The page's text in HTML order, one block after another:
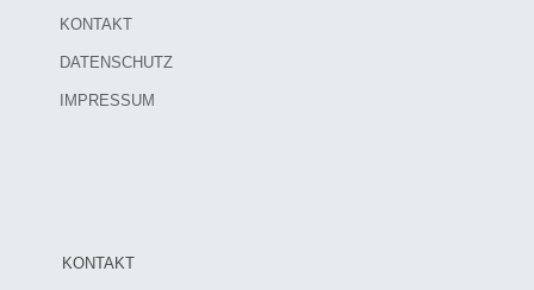
KONTAKT
DATENSCHUTZ
IMPRESSUM
KONTAKT